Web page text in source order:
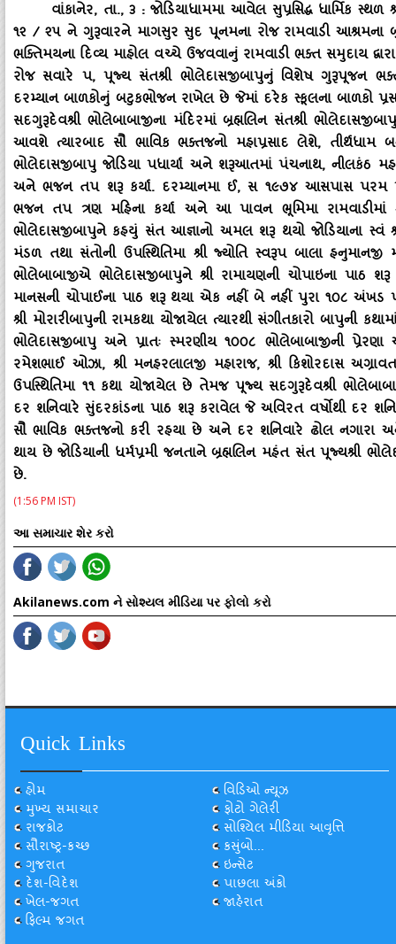
વાંકાનેર, તા., ૩ : જોડિયાધામમા આવેલ સુપ્રસિદ્ધ ધાર્મિક
૧૨ / ૨૫ ને ગુરૂવારને માગસુર સુદ પૂનમના રોજ રામવાડી આશ્રમના
ભક્‍તિમયના દિવ્‍ય માહોલ વચ્‍ચે ઉજવવાનું રામવાડી ભક્‍ત સમુદાય
રોજ સવારે પ, પૂજ્‍ય સંતશ્રી ભોલેદાસજીબાપુનું વિશેષ ગુરૂપૂજન
દરમ્‍યાન બાળકોનું બટુકભોજન રાખેલ છે જેમાં દરેક સ્‍કૂલના બાળકો
સદગુરૂદેવશ્રી ભોલેબાબાજીના મંદિરમાં બ્રહ્મલિન સંતશ્રી
આવશે ત્‍યારબાદ સૌ ભાવિક ભક્‍તજનો મહાપ્રસાદ લેશે,
ભોલેદાસજીબાપુ જોડિયા પધાર્યા અને શરૂઆતમાં પંચનાથ, નીલકંઠ
અને ભજન તપ શરૂ કર્યા. દરમ્‍યાનમા ઈ, સ ૧૯૭૪ આસપાસ પરમ
ભજન તપ ત્રણ મહિના કર્યા અને આ પાવન ભૂમિમા રામવાડીમાં
ભોલેદાસજીબાપુને કહયું સંત આજ્ઞાનો અમલ શરૂ થયો જોડિયાના સ્‍વં
મંડળ તથા સંતોની ઉપસ્‍થિતિમા શ્રી જ્‍યોતિ સ્‍વરૂપ બાલા
ભોલેબાબાજીએ ભોલેદાસજીબાપુને શ્રી રામાયણની ચોપાઇના
માનસની ચોપાઈના પાઠ શરૂ થયા એક નહીં બે નહીં પુરા ૧૦૮
શ્રી મોરારીબાપુની રામકથા યોજાયેલ ત્‍યારથી સંગીતકારો બાપુની
ભોલેદાસજીબાપુ અને પ્રાતઃ સ્‍મરણીય ૧૦૦૮ ભોલેબાબાજીની
રમેશભાઈ ઓઝા, શ્રી મનહરલાલજી મહારાજ, શ્રી કિશોરદાસ
ઉપસ્‍થિતિમા ૧૧ કથા યોજાયેલ છે તેમજ પૂજ્‍ય સદગુરૂદેવશ્રી
દર શનિવારે સુંદરકાંડના પાઠ શરૂ કરાવેલ જે અવિરત વર્ષોથી દર
સૌ ભાવિક ભક્‍તજનો કરી રહયા છે અને દર શનિવારે ઢોલ નગારા
થાય છે જોડિયાની ધર્મપ્રમી જનતાને બ્રહ્મલિન મહંત સંત પૂજ્‍યશ્રી
છે.
(1:56 PM IST)
આ સમાચાર શેર કરો
Akilanews.com ને સોશ્યલ મીડિયા પર ફોલો કરો
Quick Links
હોમ
મુખ્ય સમાચાર
રાજકોટ
સૌરાષ્ટ્ર-કચ્છ
ગુજરાત
દેશ-વિદેશ
ખેલ-જગત
ફિલ્મ જગત
વિડિઓ ન્યૂઝ
ફોટો ગેલેરી
સોશ્યિલ મીડિયા આવૃત્તિ
કસુંબો...
ઇન્સેટ
પાછલા અંકો
જાહેરાત